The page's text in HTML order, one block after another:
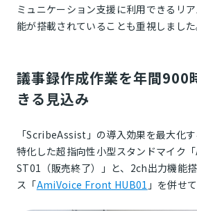
ミュニケーション支援に利用できるリ
能が搭載されていることも重視しました
議事録作成作業を年間900
きる見込み
「ScribeAssist」の導入効果を最大化
特化した超指向性小型スタンドマイク
ST01（販売終了）」と、2ch出力機能
ス「AmiVoice Front HUB01 」を併せ